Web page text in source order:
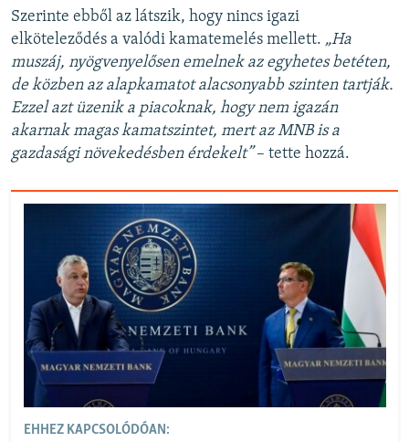
Szerinte ebből az látszik, hogy nincs igazi
elköteleződés a valódi kamatemelés mellett. „Ha
muszáj, nyögvenyelősen emelnek az egyhetes betéten,
de közben az alapkamatot alacsonyabb szinten tartják.
Ezzel azt üzenik a piacoknak, hogy nem igazán
akarnak magas kamatszintet, mert az MNB is a
gazdasági növekedésben érdekelt”– tette hozzá.
EHHEZ KAPCSOLÓDÓAN: